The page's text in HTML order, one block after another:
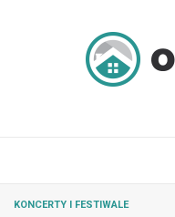
KONCERTY I FESTIWALE